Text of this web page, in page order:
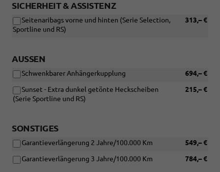
SICHERHEIT & ASSISTENZ
313,– €
Seitenaribags vorne und hinten (Serie Selection,
Sportline und RS)
AUSSEN
694,– €
Schwenkbarer Anhängerkupplung
215,– €
Sunset - Extra dunkel getönte Heckscheiben
(Serie Sportline und RS)
SONSTIGES
549,– €
Garantieverlängerung 2 Jahre/100.000 Km
784,– €
Garantieverlängerung 3 Jahre/100.000 Km